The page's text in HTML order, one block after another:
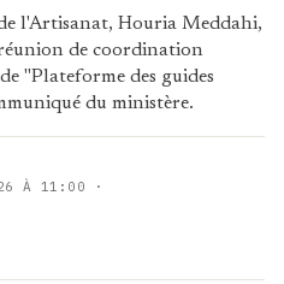
l'Artisanat, Houria Meddahi,
de coordination
"Plateforme des guides
du ministère.
À 11:00 ·